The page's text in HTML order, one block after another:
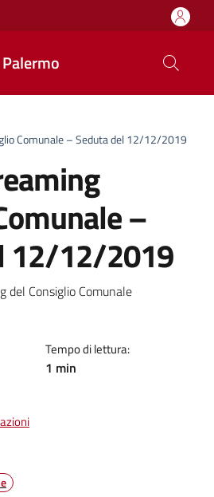
Comunale – Seduta del 12/12/2019
–
12/12/2019
notizia
del Consiglio Comunale
Tempo di lettura:
1 min